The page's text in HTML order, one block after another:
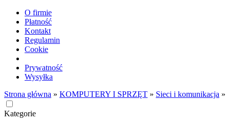
O firmie
Płatność
Kontakt
Regulamin
Cookie
Prywatność
Wysyłka
Strona główna » KOMPUTERY I SPRZĘT » Sieci i komunikacja »
Kategorie